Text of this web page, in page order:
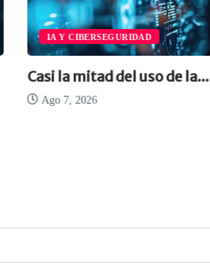
IA Y CIBERSEGURIDAD
Casi la mitad del uso de la...
Ago 7, 2026